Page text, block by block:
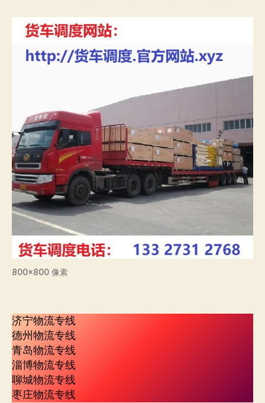
800×800 像素
济宁物流专线
德州物流专线
青岛物流专线
淄博物流专线
聊城物流专线
枣庄物流专线